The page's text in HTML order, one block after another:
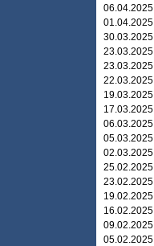
06.04.2025
01.04.2025
30.03.2025
23.03.2025
23.03.2025
22.03.2025
19.03.2025
17.03.2025
06.03.2025
05.03.2025
02.03.2025
25.02.2025
23.02.2025
19.02.2025
16.02.2025
09.02.2025
05.02.2025